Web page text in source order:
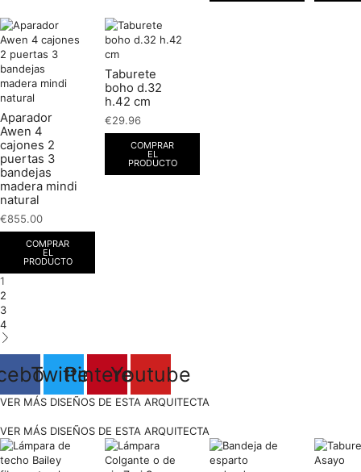
Aparador
Awen 4
cajones 2
puertas 3
bandejas
madera mindi
natural
€855.00
COMPRAR
EL
PRODUCTO
Taburete
boho d.32
h.42 cm
€29.96
COMPRAR
EL
PRODUCTO
1
2
3
4
TwitterPinterestYoutube
VER MÁS DISEÑOS DE ESTA ARQUITECTA
VER MÁS DISEÑOS DE ESTA ARQUITECTA